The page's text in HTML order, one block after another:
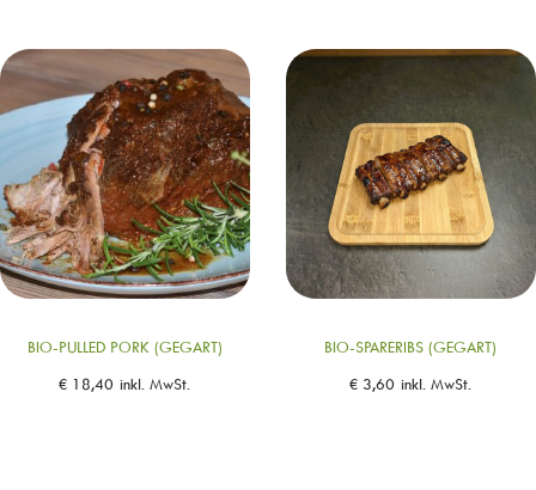
BIO-PULLED PORK (GEGART)
€ 18,40 inkl. MwSt.
BIO-SPARERIBS (GEGART)
€ 3,60 inkl. MwSt.